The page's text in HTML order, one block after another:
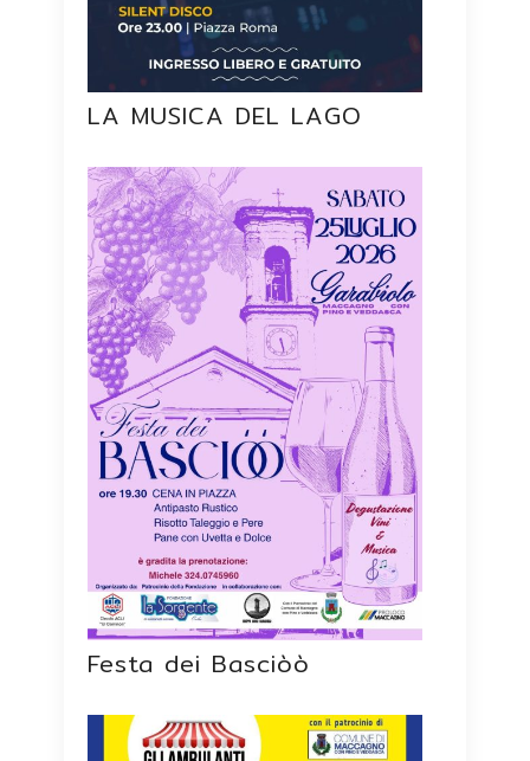
LA MUSICA DEL LAGO
Festa dei Basciòò